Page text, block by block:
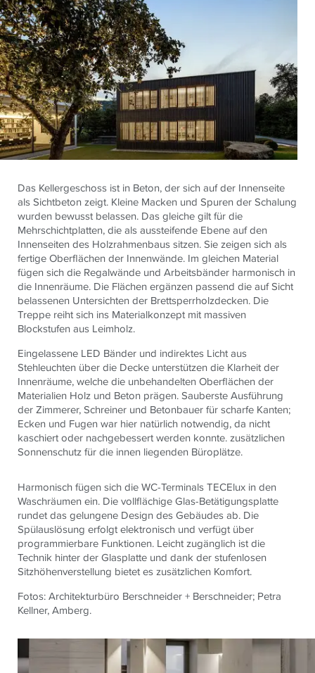
Das Kellergeschoss ist in Beton, der sich auf der Innenseite
als Sichtbeton zeigt. Kleine Macken und Spuren der Schalung
wurden bewusst belassen. Das gleiche gilt für die
Mehrschichtplatten, die als aussteifende Ebene auf den
Innenseiten des Holzrahmenbaus sitzen. Sie zeigen sich als
fertige Oberflächen der Innenwände. Im gleichen Material
fügen sich die Regalwände und Arbeitsbänder harmonisch in
die Innenräume. Die Flächen ergänzen passend die auf Sicht
belassenen Untersichten der Brettsperrholzdecken. Die
Treppe reiht sich ins Materialkonzept mit massiven
Blockstufen aus Leimholz.
Eingelassene LED Bänder und indirektes Licht aus
Stehleuchten über die Decke unterstützen die Klarheit der
Innenräume, welche die unbehandelten Oberflächen der
Materialien Holz und Beton prägen. Sauberste Ausführung
der Zimmerer, Schreiner und Betonbauer für scharfe Kanten;
Ecken und Fugen war hier natürlich notwendig, da nicht
kaschiert oder nachgebessert werden konnte. zusätzlichen
Sonnenschutz für die innen liegenden Büroplätze.
Harmonisch fügen sich die WC-Terminals TECElux in den
Waschräumen ein. Die vollflächige Glas-Betätigungsplatte
rundet das gelungene Design des Gebäudes ab. Die
Spülauslösung erfolgt elektronisch und verfügt über
programmierbare Funktionen. Leicht zugänglich ist die
Technik hinter der Glasplatte und dank der stufenlosen
Sitzhöhenverstellung bietet es zusätzlichen Komfort.
Fotos: Architekturbüro Berschneider + Berschneider; Petra
Kellner, Amberg.